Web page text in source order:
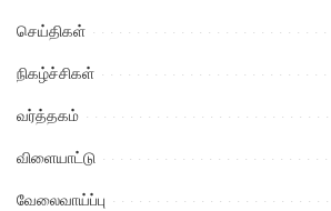
செய்திகள்
நிகழ்ச்சிகள்
வர்த்தகம்
விளையாட்டு
வேலைவாய்ப்பு